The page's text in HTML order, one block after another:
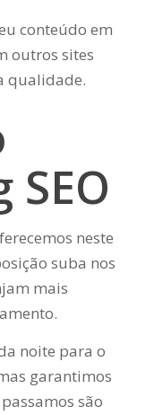
conteúdo em
outros sites
qualidade.
neste
suba nos
mais
noite para o
garantimos
são